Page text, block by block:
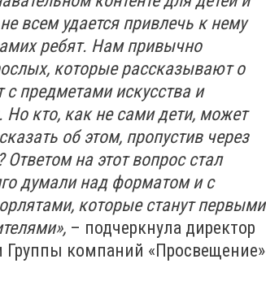
всем удается привлечь к нему
ребят. Нам привычно
которые рассказывают о
предметами искусства и
кто, как не сами дети, может
об этом, пропустив через
на этот вопрос стал
думали над форматом и с
которые станут первыми
– подчеркнула директор
компаний «Просвещение»